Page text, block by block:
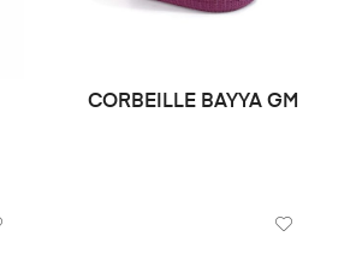
CORBEILLE BAYYA GM